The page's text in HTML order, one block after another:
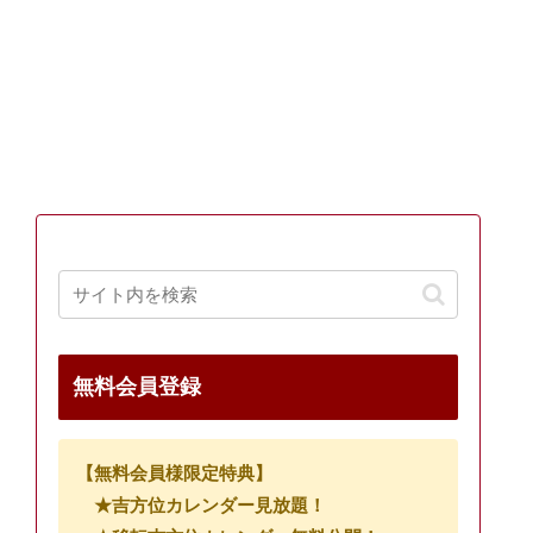
無料会員登録
【無料会員様限定特典】
★吉方位カレンダー見放題！